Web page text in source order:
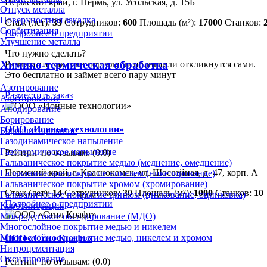
Отпуск металла
Поверхностная закалка
Сорбитизация
Улучшение металла
Химико-термическая обработка
Азотирование
Алитирование
Анодирование
Борирование
Бороалитирование
Газодинамическое напыление
Газотермическое напыление
Гальваническое покрытие медью (меднение, омеднение)
Гальваническое покрытие никелем (никелирование)
Гальваническое покрытие хромом (хромирование)
Гальваническое покрытие цинком (цинкование, оцинковка)
Карбонитрация
Микродуговое оксидирование (МДО)
Многослойное покрытие медью и никелем
Многослойное покрытие медью, никелем и хромом
Нитроцементация
Оксидирование
Пермский край, г. Пермь, ул. Усольская, д. 15Б
Стаж (лет):33 Сотрудников: 600 Площадь (м²): 17000 Станков:
Подробнее о предприятии
Что нужно сделать?
Разместите заказ на портале, исполнители откликнутся сами.
Это бесплатно и займет всего пару минут
Разместить заказ
ООО «Ионные технологии»
Рейтинг по отзывам:(0.0)
Пермский край, г. Краснокамск, ул. Шоссейная, д. 47, корп. А
Стаж (лет):14 Сотрудников:30 Площадь (м²):1000 Станков: 10
Подробнее о предприятии
ООО «Стил Крафт»
Рейтинг по отзывам: (0.0)